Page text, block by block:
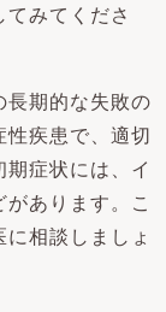
みてくださ
長期的な失敗の
性疾患で、適切
症状には、イ
あります。こ
相談しましょ